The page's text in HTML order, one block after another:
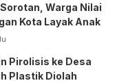
Warga Nilai
Kota Layak Anak
Pirolisis ke Desa
Plastik Diolah